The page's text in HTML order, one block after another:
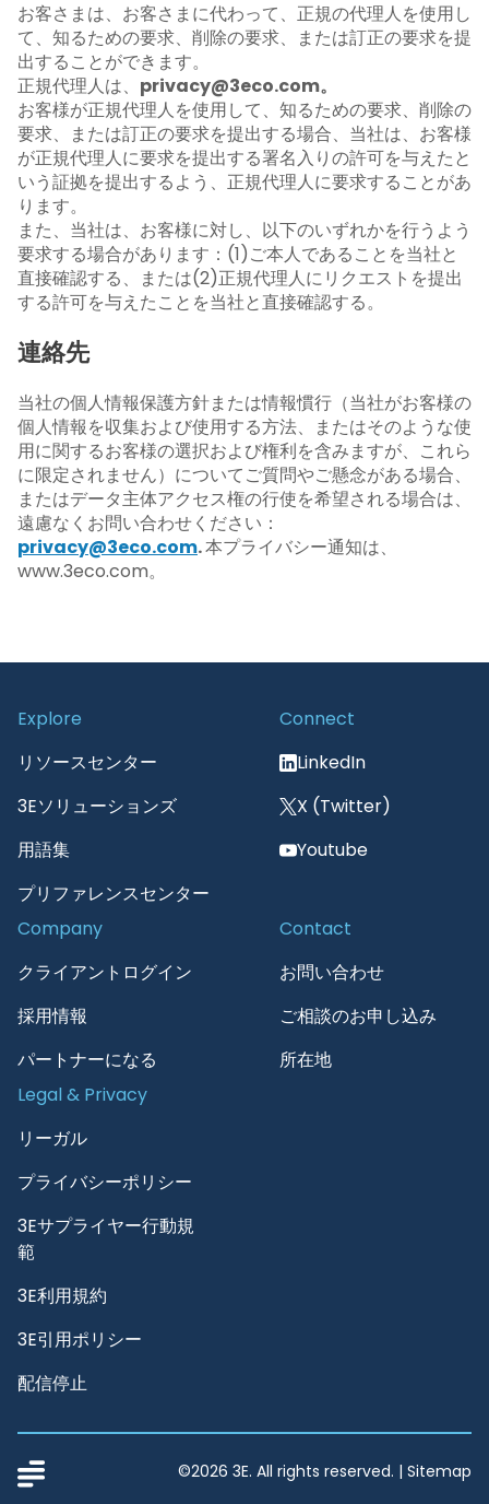
お客さまは、お客さまに代わって、正規の代理人を使用し
て、知るための要求、削除の要求、または訂正の要求を提
出することができます。
正規代理人は、 privacy@3eco.com。
お客様が正規代理人を使用して、知るための要求、削除の
要求、または訂正の要求を提出する場合、当社は、お客様
が正規代理人に要求を提出する署名入りの許可を与えたと
いう証拠を提出するよう、正規代理人に要求することがあ
ります。
また、当社は、お客様に対し、以下のいずれかを行うよう
要求する場合があります：(1)ご本人であることを当社と
直接確認する、または(2)正規代理人にリクエストを提出
する許可を与えたことを当社と直接確認する。
連絡先
当社の個人情報保護方針または情報慣行（当社がお客様の
個人情報を収集および使用する方法、またはそのような使
用に関するお客様の選択および権利を含みますが、これら
に限定されません）についてご質問やご懸念がある場合、
またはデータ主体アクセス権の行使を希望される場合は、
遠慮なくお問い合わせください：
privacy@3eco.com.本プライバシー通知は、
www.3eco.com。
Explore
リソースセンター
3Eソリューションズ
用語集
プリファレンスセンター
Connect
LinkedIn
X (Twitter)
Youtube
Company
クライアントログイン
採用情報
パートナーになる
Contact
お問い合わせ
ご相談のお申し込み
所在地
Legal & Privacy
リーガル
プライバシーポリシー
3Eサプライヤー行動規
範
3E利用規約
3E引用ポリシー
配信停止
©2026 3E. All rights reserved. | Sitemap